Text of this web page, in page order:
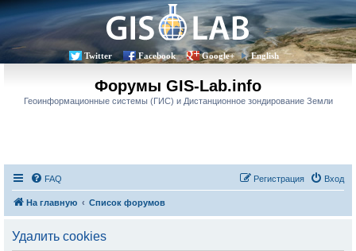
Twitter Facebook Google+ English
Форумы GIS-Lab.info
Геоинформационные системы (ГИС) и Дистанционное зондирование Земли
FAQ Вход
Регистрация
На главную Список форумов
Удалить cookies